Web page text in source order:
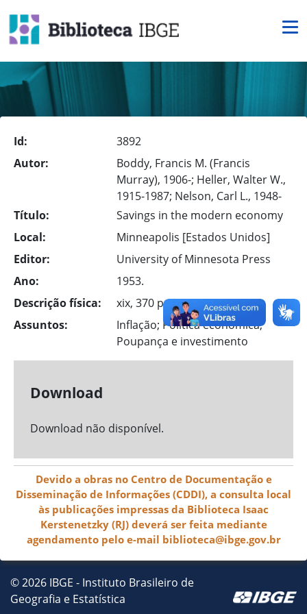
Id:
3892
Autor:
Boddy, Francis M. (Francis
Murray), 1906-; Heller, Walter W.,
1915-1987; Nelson, Carl L., 1948-
Título:
Savings in the modern economy
Local:
Minneapolis [Estados Unidos]
Editor:
University of Minnesota Press
Ano:
1953.
Descrição física:
xix, 370 p.
Assuntos:
Inflação; Política econômica;
Poupança e investimento
Download
Download não disponível.
Devido a obras no Centro de Documentação e
Disseminação de Informações (CDDI), a consulta local
às publicações impressas da Biblioteca Isaac
Kerstenetzky (RJ) deverá ser feita mediante
agendamento pelo e-mail biblioteca@ibge.gov.br
© 2026 IBGE - Instituto Brasileiro de
Geografia e Estatística